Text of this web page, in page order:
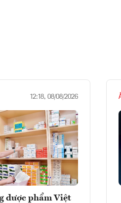
12:18, 08/08/2026
dược phẩm Việt